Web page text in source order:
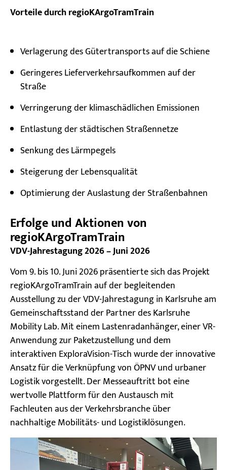
Vorteile durch regioKArgoTramTrain
Verlagerung des Gütertransports auf die Schiene
Geringeres Lieferverkehrsaufkommen auf der
Straße
Verringerung der klimaschädlichen Emissionen
Entlastung der städtischen Straßennetze
Senkung des Lärmpegels
Steigerung der Lebensqualität
Optimierung der Auslastung der Straßenbahnen
Erfolge und Aktionen von
regioKArgoTramTrain
VDV-Jahrestagung 2026 – Juni 2026
Vom 9. bis 10. Juni 2026 präsentierte sich das Projekt
regioKArgoTramTrain auf der begleitenden
Ausstellung zu der VDV-Jahrestagung in Karlsruhe am
Gemeinschaftsstand der Partner des Karlsruhe
Mobility Lab. Mit einem Lastenradanhänger, einer VR-
Anwendung zur Paketzustellung und dem
interaktiven ExploraVision-Tisch wurde der innovative
Ansatz für die Verknüpfung von ÖPNV und urbaner
Logistik vorgestellt. Der Messeauftritt bot eine
wertvolle Plattform für den Austausch mit
Fachleuten aus der Verkehrsbranche über
nachhaltige Mobilitäts- und Logistiklösungen.